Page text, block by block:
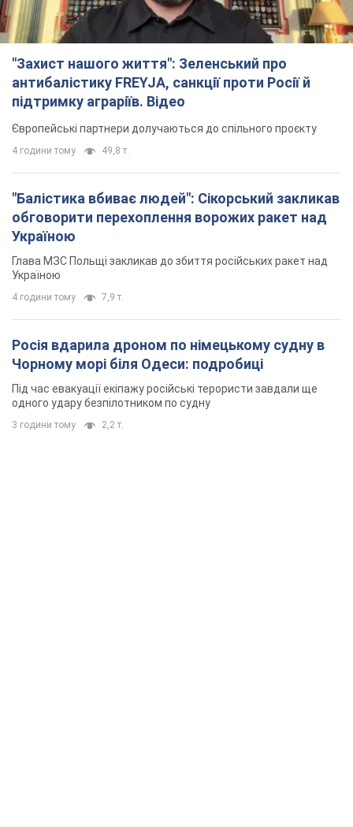
обговорити перехоплення ворожих ракет над
Україною
Глава МЗС Польщі закликав до збиття російських ракет над
Україною
7,9 т.
Росія вдарила дроном по німецькому судну в
Чорному морі біля Одеси: подробиці
одного удару безпілотником по судну
3 години тому 2,2 т.